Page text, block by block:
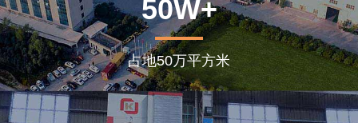
50W+
占地50万平方米